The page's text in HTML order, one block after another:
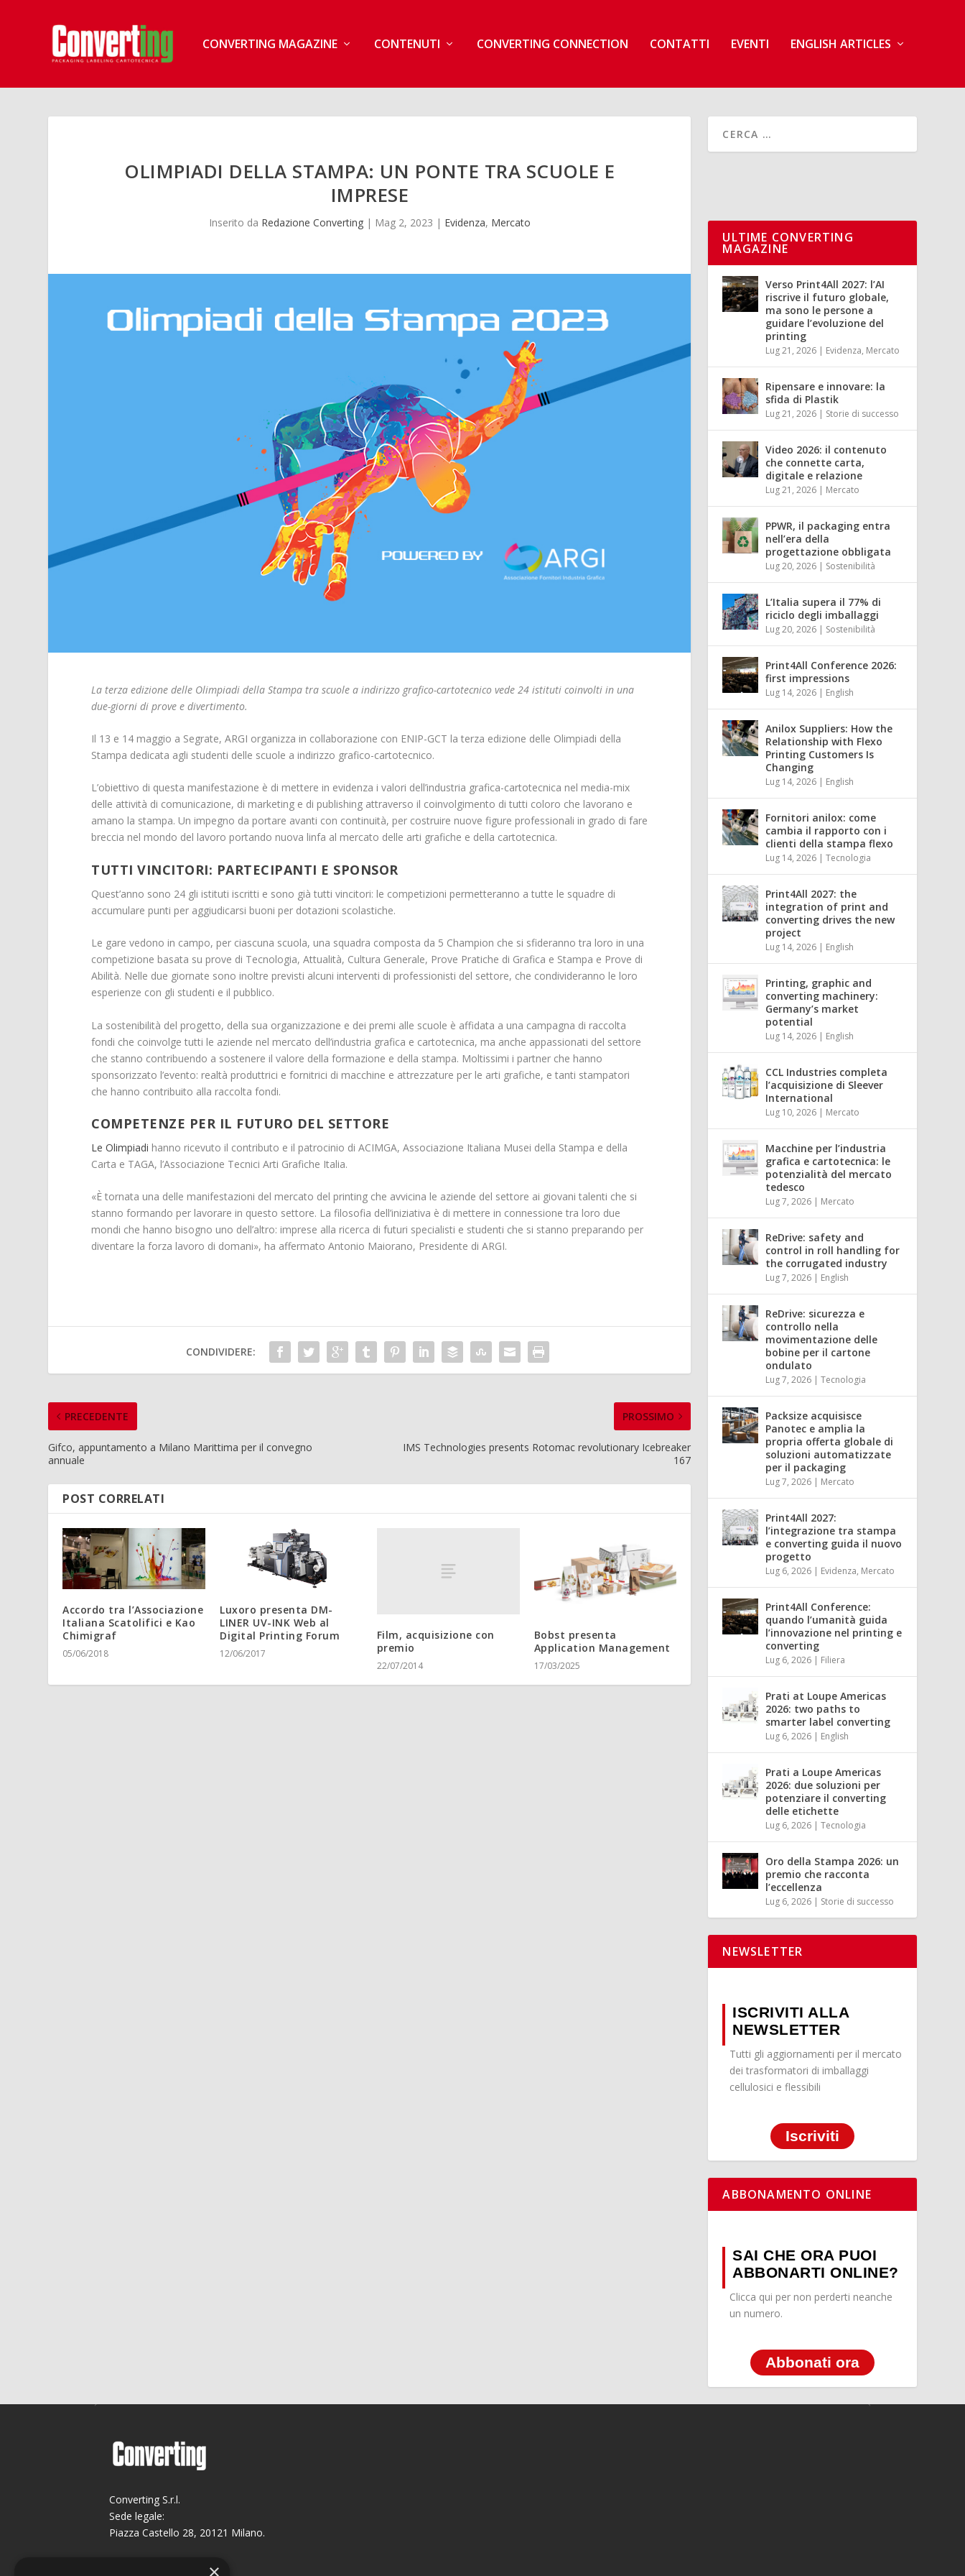
CONVERTING MAGAZINE CONTENUTI CONVERTING CONNECTION CONTATTI EVENTI ENGLISH ARTICLES
OLIMPIADI DELLA STAMPA: UN PONTE TRA SCUOLE E
IMPRESE
Inserito da Redazione Converting| Mag 2, 2023 | Evidenza, Mercato
La terza edizione delle Olimpiadi della Stampa tra scuole a indirizzo grafico-cartotecnico vede 24 istituti coinvolti in una
due-giorni di prove e divertimento.
Il 13 e 14 maggio a Segrate, ARGI organizza in collaborazione con ENIP-GCT la terza edizione delle Olimpiadi della
Stampa dedicata agli studenti delle scuole a indirizzo grafico-cartotecnico.
L’obiettivo di questa manifestazione è di mettere in evidenza i valori dell’industria grafica-cartotecnica nel media-mix
delle attività di comunicazione, di marketing e di publishing attraverso il coinvolgimento di tutti coloro che lavorano e
amano la stampa. Un impegno da portare avanti con continuità, per costruire nuove figure professionali in grado di fare
breccia nel mondo del lavoro portando nuova linfa al mercato delle arti grafiche e della cartotecnica.
TUTTI VINCITORI: PARTECIPANTI E SPONSOR
Quest’anno sono 24 gli istituti iscritti e sono già tutti vincitori: le competizioni permetteranno a tutte le squadre di
accumulare punti per aggiudicarsi buoni per dotazioni scolastiche.
Le gare vedono in campo, per ciascuna scuola, una squadra composta da 5 Champion che si sfideranno tra loro in una
competizione basata su prove di Tecnologia, Attualità, Cultura Generale, Prove Pratiche di Grafica e Stampa e Prove di
Abilità. Nelle due giornate sono inoltre previsti alcuni interventi di professionisti del settore, che condivideranno le loro
esperienze con gli studenti e il pubblico.
La sostenibilità del progetto, della sua organizzazione e dei premi alle scuole è affidata a una campagna di raccolta
fondi che coinvolge tutti le aziende nel mercato dell’industria grafica e cartotecnica, ma anche appassionati del settore
che stanno contribuendo a sostenere il valore della formazione e della stampa. Moltissimi i partner che hanno
sponsorizzato l’evento: realtà produttrici e fornitrici di macchine e attrezzature per le arti grafiche, e tanti stampatori
che hanno contribuito alla raccolta fondi.
COMPETENZE PER IL FUTURO DEL SETTORE
Le Olimpiadi hanno ricevuto il contributo e il patrocinio di ACIMGA, Associazione Italiana Musei della Stampa e della
Carta e TAGA, l’Associazione Tecnici Arti Grafiche Italia.
«È tornata una delle manifestazioni del mercato del printing che avvicina le aziende del settore ai giovani talenti che si
stanno formando per lavorare in questo settore. La filosofia dell’iniziativa è di mettere in connessione tra loro due
mondi che hanno bisogno uno dell’altro: imprese alla ricerca di futuri specialisti e studenti che si stanno preparando per
diventare la forza lavoro di domani», ha affermato Antonio Maiorano, Presidente di ARGI.
CONDIVIDERE:
PRECEDENTE
Gifco, appuntamento a Milano Marittima per il convegno
annuale
PROSSIMO
IMS Technologies presents Rotomac revolutionary Icebreaker
167
POST CORRELATI
Accordo tra l’Associazione
Italiana Scatolifici e Kao
Chimigraf
05/06/2018
Luxoro presenta DM-
LINER UV-INK Web al
Digital Printing Forum
12/06/2017
Film, acquisizione con
premio
22/07/2014
Bobst presenta
Application Management
17/03/2025
ULTIME CONVERTING
MAGAZINE
Verso Print4All 2027: l’AI
riscrive il futuro globale,
ma sono le persone a
guidare l’evoluzione del
printing
Lug 21, 2026 | Evidenza, Mercato
Ripensare e innovare: la
sfida di Plastik
Lug 21, 2026 | Storie di successo
Video 2026: il contenuto
che connette carta,
digitale e relazione
Lug 21, 2026 | Mercato
PPWR, il packaging entra
nell’era della
progettazione obbligata
Lug 20, 2026 | Sostenibilità
L’Italia supera il 77% di
riciclo degli imballaggi
Lug 20, 2026 | Sostenibilità
Print4All Conference 2026:
first impressions
Lug 14, 2026 | English
Anilox Suppliers: How the
Relationship with Flexo
Printing Customers Is
Changing
Lug 14, 2026 | English
Fornitori anilox: come
cambia il rapporto con i
clienti della stampa flexo
Lug 14, 2026 |Tecnologia
Print4All 2027: the
integration of print and
converting drives the new
project
Lug 14, 2026 | English
Printing, graphic and
converting machinery:
Germany’s market
potential
Lug 14, 2026 | English
CCL Industries completa
l’acquisizione di Sleever
International
Lug 10, 2026 | Mercato
Macchine per l’industria
grafica e cartotecnica: le
potenzialità del mercato
tedesco
Lug 7, 2026 | Mercato
ReDrive: safety and
control in roll handling for
the corrugated industry
Lug 7, 2026 | English
ReDrive: sicurezza e
controllo nella
movimentazione delle
bobine per il cartone
ondulato
Lug 7, 2026 |Tecnologia
Packsize acquisisce
Panotec e amplia la
propria offerta globale di
soluzioni automatizzate
per il packaging
Lug 7, 2026 | Mercato
Print4All 2027:
l’integrazione tra stampa
e converting guida il nuovo
progetto
Lug 6, 2026 | Evidenza, Mercato
Print4All Conference:
quando l’umanità guida
l’innovazione nel printing e
converting
Lug 6, 2026 | Filiera
Prati at Loupe Americas
2026: two paths to
smarter label converting
Lug 6, 2026 | English
Prati a Loupe Americas
2026: due soluzioni per
potenziare il converting
delle etichette
Lug 6, 2026 |Tecnologia
Oro della Stampa 2026: un
premio che racconta
l’eccellenza
Lug 6, 2026 | Storie di successo
NEWSLETTER
ISCRIVITI ALLA
NEWSLETTER
Tutti gli aggiornamenti per il mercato
dei trasformatori di imballaggi
cellulosici e flessibili
Iscriviti
ABBONAMENTO ONLINE
SAI CHE ORA PUOI
ABBONARTI ONLINE?
Clicca qui per non perderti neanche
un numero.
Abbonati ora
Converting S.r.l.
Sede legale:
Piazza Castello 28, 20121 Milano.